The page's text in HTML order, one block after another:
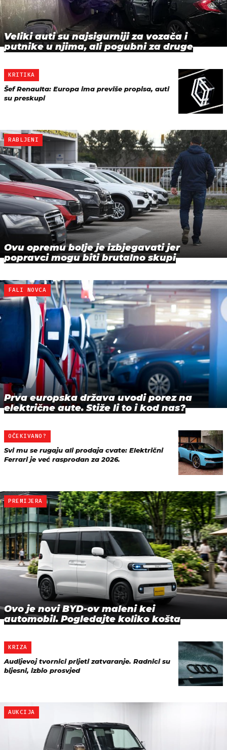
Veliki auti su najsigurniji za vozača i
putnike u njima, ali pogubni za druge
KRITIKA
Šef Renaulta: Europa ima previše propisa, auti
su preskupi
RABLJENI
Ovu opremu bolje je izbjegavati jer
popravci mogu biti brutalno skupi
FALI NOVCA
Prva europska država uvodi porez na
električne aute. Stiže li to i kod nas?
OČEKIVANO?
Svi mu se rugaju ali prodaja cvate: Električni
Ferrari je već rasprodan za 2026.
PREMIJERA
Ovo je novi BYD-ov maleni kei
automobil. Pogledajte koliko košta
KRIZA
Audijevoj tvornici prijeti zatvaranje. Radnici su
bijesni, izbio prosvjed
AUKCIJA